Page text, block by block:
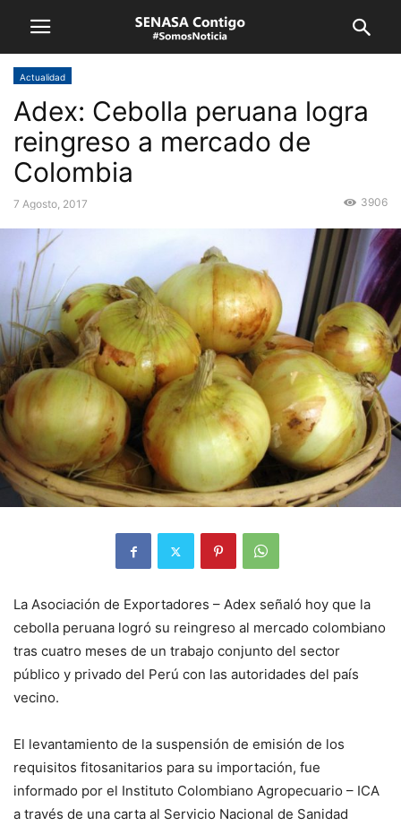
Actualidad
Adex: Cebolla peruana logra
reingreso a mercado de
Colombia
7 Agosto, 2017 3906
La Asociación de Exportadores – Adex señaló hoy que la
cebolla peruana logró su reingreso al mercado colombiano
tras cuatro meses de un trabajo conjunto del sector
público y privado del Perú con las autoridades del país
vecino.
El levantamiento de la suspensión de emisión de los
requisitos fitosanitarios para su importación, fue
informado por el Instituto Colombiano Agropecuario – ICA
a través de una carta al Servicio Nacional de Sanidad